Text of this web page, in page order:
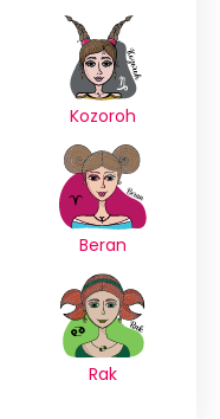
Kozoroh
Beran
Rak